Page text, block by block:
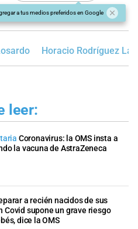
a tus medios preferidos en Google
Horacio Rodríguez
leer:
Coronavirus: la OMS insta a
la vacuna de AstraZeneca
a recién nacidos de sus
Covid supone un grave riesgo
dice la OMS